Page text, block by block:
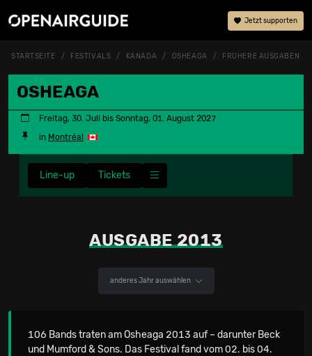
Jetzt supporten
STARTSEITE FESTIVALS KANADA OSHEAGA FRÜHERE AUSGABEN
OSHEAGA
Freitag, 30. Juli bis Sonntag, 01. August 2027
in Montréal
Line-up Tickets
AUSGABE 2013
anderes Jahr auswählen
106 Bands traten am Osheaga 2013 auf – darunter Beck
und Mumford & Sons. Das Festival fand vom 02. bis 04.